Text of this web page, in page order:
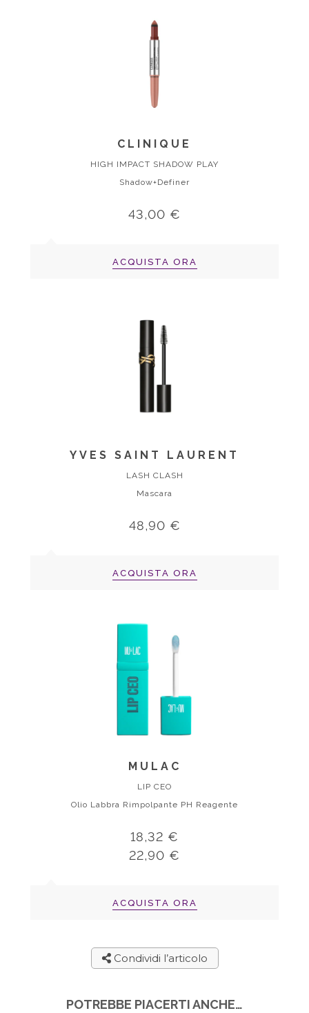
CLINIQUE
HIGH IMPACT SHADOW PLAY
Shadow+Definer
43,00 €
ACQUISTA ORA
YVES SAINT LAURENT
LASH CLASH
Mascara
48,90 €
ACQUISTA ORA
MULAC
LIP CEO
Olio Labbra Rimpolpante PH Reagente
18,32 €
22,90 €
ACQUISTA ORA
Condividi l’articolo
POTREBBE PIACERTI ANCHE…